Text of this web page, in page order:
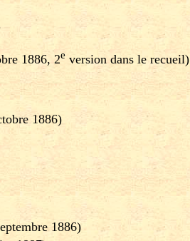
1886, 2e version dans le recueil)
1886)
1886)